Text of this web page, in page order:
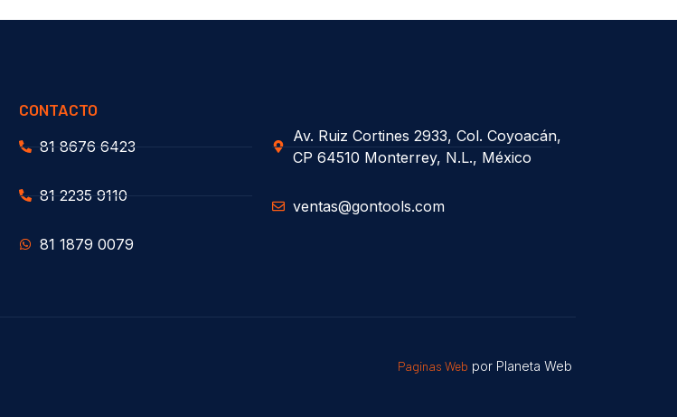
CONTACTO
81 8676 6423
81 2235 9110
81 1879 0079
Av. Ruiz Cortines 2933, Col. Coyoacán,
CP 64510 Monterrey, N.L., México
ventas@gontools.com
Paginas Web por Planeta Web